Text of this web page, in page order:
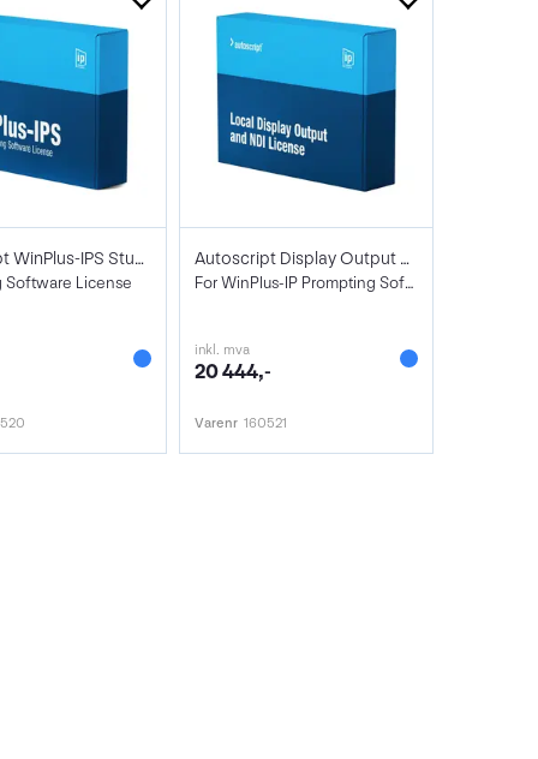
Autoscript WinPlus-IPS Studio
Software License
Autoscript Display Output w/ NDI License
For WinPlus-IP Prompting Software
inkl. mva
20 444,-
Varenr 160521